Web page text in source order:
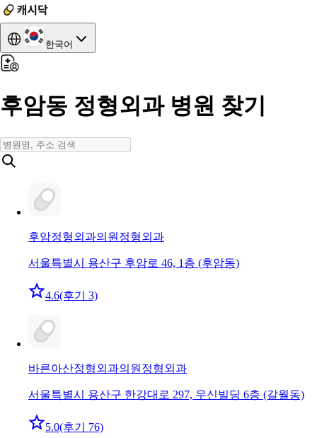
한국어
후암동 정형외과 병원 찾기
후암정형외과의원 정형외과
서울특별시 용산구 후암로 46, 1층 (후암동)
4.6(후기 3)
바른아산정형외과의원 정형외과
서울특별시 용산구 한강대로 297, 우신빌딩 6층 (갈월동)
5.0(후기 76)